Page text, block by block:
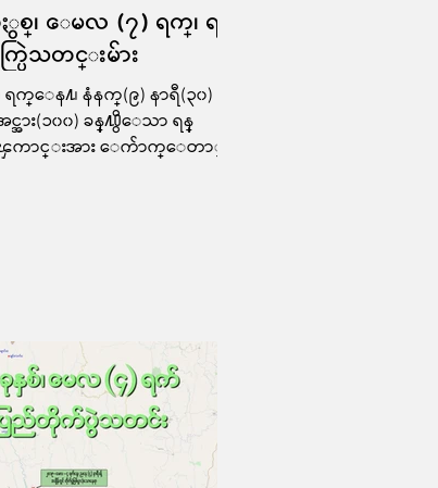
ႏွစ္၊ ေမလ (၇) ရက္၊ ရခို
ပြဲသတင္းမ်ား
ေန႔၊ နံနက္(၉) နာရီ(၃၀) မိန
င္အား(၁၀၀) ခန္႔႐ွိေသာ ရန္
ကာင္းအား ေက်ာက္ေတာ္ၿ